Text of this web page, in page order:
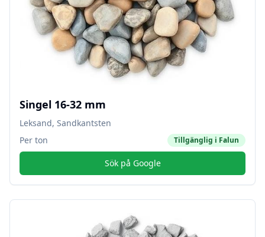
Singel 16-32 mm
Leksand, Sandkantsten
Per ton
Tillgänglig i Falun
Sök på Google